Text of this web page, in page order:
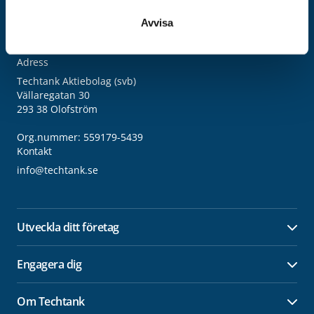
Avvisa
Adress
Techtank Aktiebolag (svb)
Vällaregatan 30
293 38 Olofström
Org.nummer: 559179-5439
Kontakt
info@techtank.se
Utveckla ditt företag
Engagera dig
Om Techtank